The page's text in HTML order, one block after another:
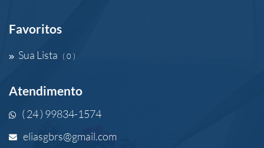
Favoritos
Sua Lista ( 0 )
Atendimento
( 24 ) 99834-1574
eliasgbrs@gmail.com